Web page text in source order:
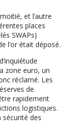
et l’autre
places
SWAPs)
l’or était déposé.
zone euro, un
réclamé. Les
de
rapidement
logistiques.
sécurité des